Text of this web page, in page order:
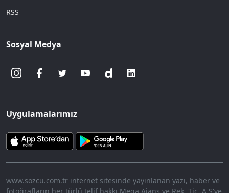
RSS
Sosyal Medya
Uygulamalarımız
www.sozcu.com.tr internet sitesinde yayınlanan yazı, haber ve